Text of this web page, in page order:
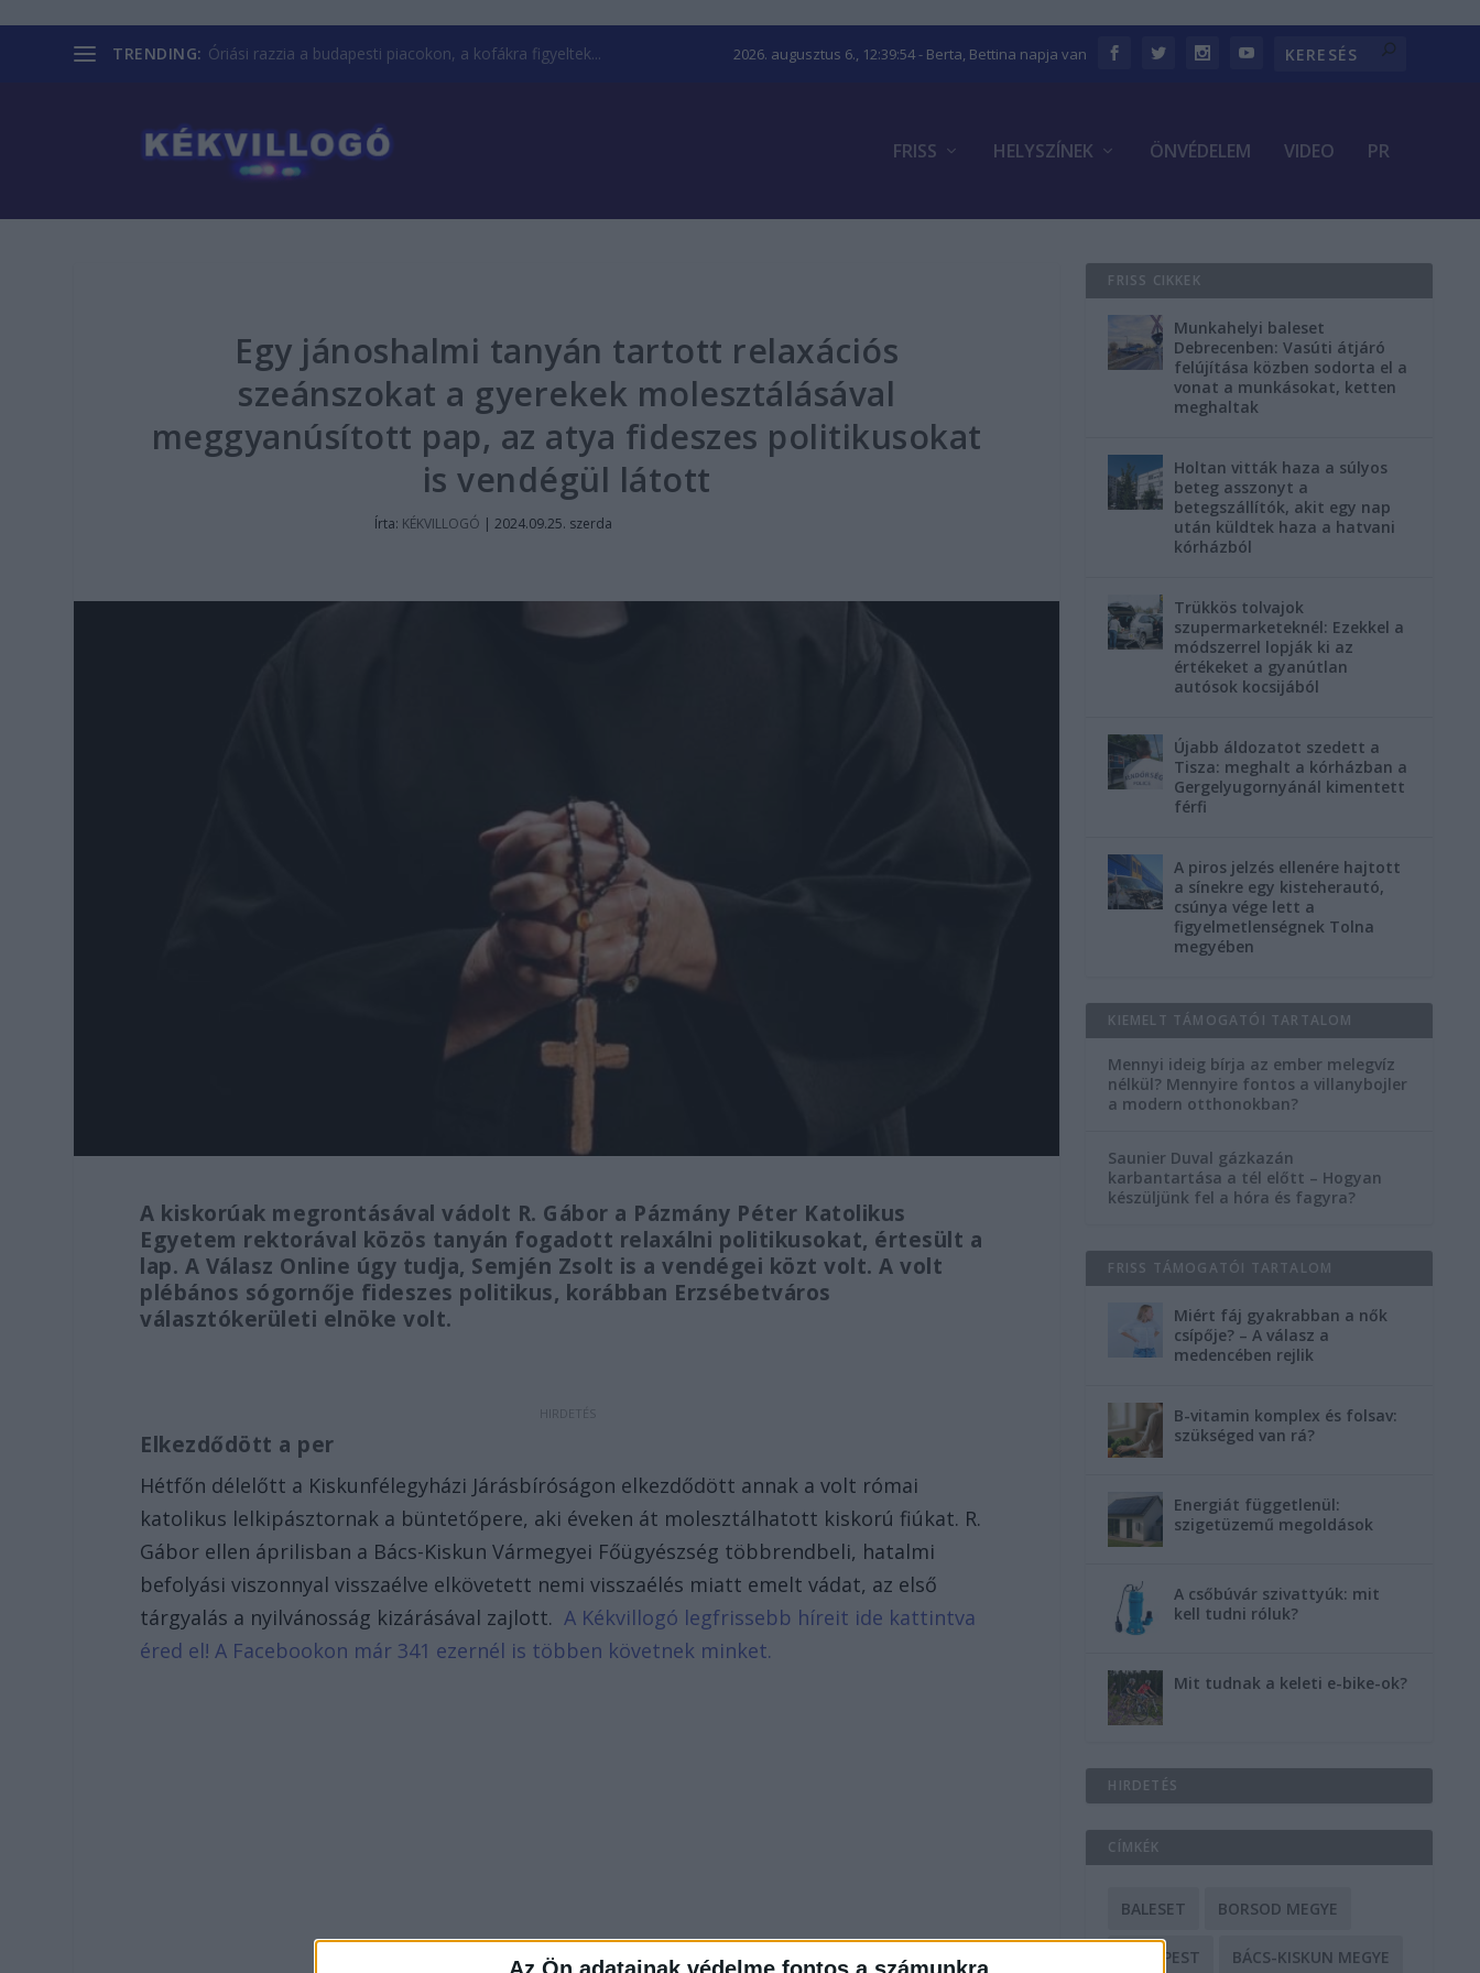
Az Ön adatainak védelme fontos a számunkra
TRENDING: Óriási razzia a budapesti piacokon, a kofákra figyeltek... 2026. augusztus 6., 12:39:55- Berta, Bettina napja van
FRISS HELYSZÍNEK ÖNVÉDELEM VIDEO PR
Egy jánoshalmi tanyán tartott relaxációs
szeánszokat a gyerekek molesztálásával
meggyanúsított pap, az atya fideszes politikusokat
is vendégül látott
Írta: KÉKVILLOGÓ |2024.09.25. szerda
A kiskorúak megrontásával vádolt R. Gábor a Pázmány Péter Katolikus
Egyetem rektorával közös tanyán fogadott relaxálni politikusokat, értesült a
lap. A Válasz Online úgy tudja, Semjén Zsolt is a vendégei közt volt. A volt
plébános sógornője fideszes politikus, korábban Erzsébetváros
választókerületi elnöke volt.
Elkezdődött a per
Hétfőn délelőtt a Kiskunfélegyházi Járásbíróságon elkezdődött annak a volt római
katolikus lelkipásztornak a büntetőpere, aki éveken át molesztálhatott kiskorú fiúkat. R.
Gábor ellen áprilisban a Bács-Kiskun Vármegyei Főügyészség többrendbeli, hatalmi
befolyási viszonnyal visszaélve elkövetett nemi visszaélés miatt emelt vádat, az első
tárgyalás a nyilvánosság kizárásával zajlott. A Kékvillogó legfrissebb híreit ide kattintva
éred el! A Facebookon már 341 ezernél is többen követnek minket.
FRISS CIKKEK
Munkahelyi baleset
Debrecenben: Vasúti átjáró
felújítása közben sodorta el a
vonat a munkásokat, ketten
meghaltak
Holtan vitták haza a súlyos
beteg asszonyt a
betegszállítók, akit egy nap
után küldtek haza a hatvani
kórházból
Trükkös tolvajok
szupermarketeknél: Ezekkel a
módszerrel lopják ki az
értékeket a gyanútlan
autósok kocsijából
Újabb áldozatot szedett a
Tisza: meghalt a kórházban a
Gergelyugornyánál kimentett
férfi
A piros jelzés ellenére hajtott
a sínekre egy kisteherautó,
csúnya vége lett a
figyelmetlenségnek Tolna
megyében
KIEMELT TÁMOGATÓI TARTALOM
Mennyi ideig bírja az ember melegvíz
nélkül? Mennyire fontos a villanybojler
a modern otthonokban?
Saunier Duval gázkazán
karbantartása a tél előtt – Hogyan
készüljünk fel a hóra és fagyra?
FRISS TÁMOGATÓI TARTALOM
Miért fáj gyakrabban a nők
csípője? – A válasz a
medencében rejlik
B-vitamin komplex és folsav:
szükséged van rá?
Energiát függetlenül:
szigetüzemű megoldások
A csőbúvár szivattyúk: mit
kell tudni róluk?
Mit tudnak a keleti e-bike-ok?
HIRDETÉS
CÍMKÉK
BALESET BORSOD MEGYE
BUDAPEST BÁCS-KISKUN MEGYE